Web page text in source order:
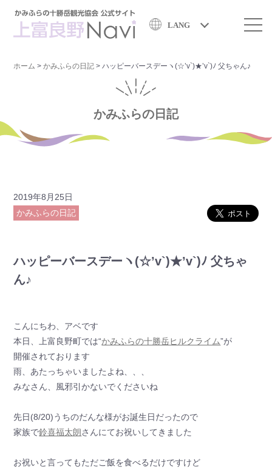
LANG
ホーム >かみふらの日記 >ハッピーバースデーヽ(☆’v`)★’v`)ﾉ 父ちゃん♪
かみふらの日記
2019年8月25日
かみふらの日記
ハッピーバースデーヽ(☆’v`)★’v`)ﾉ 父ちゃ
ん♪
こんにちわ、アベです
本日、上富良野町では“かみふらの十勝岳ヒルクライム”が
開催されております
雨、あたっちゃいましたよね、、、
みなさん、風邪引かないでくださいね
先日(8/20)うちのだんな様がお誕生日だったので
家族で鈴喜福太朗さんにてお祝いしてきました
お祝いと言ってもただご飯を食べるだけですけど